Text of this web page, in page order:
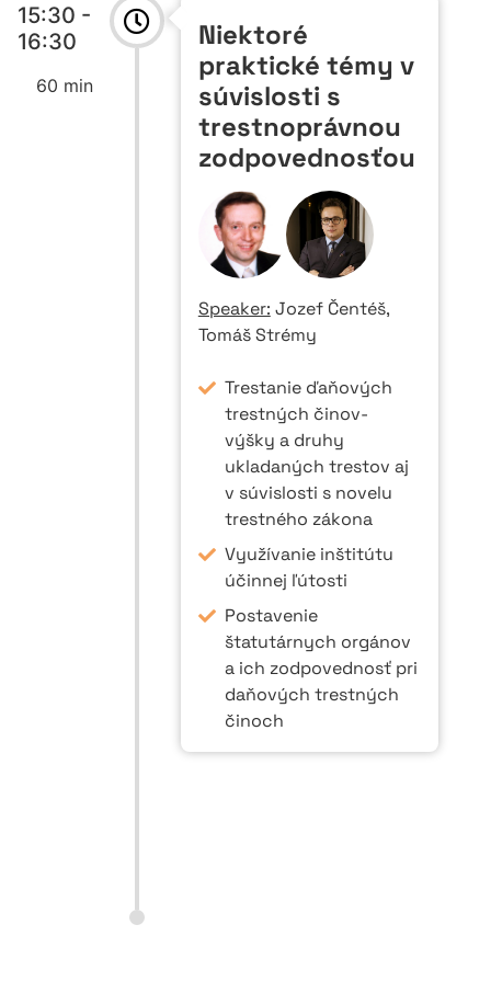
15:30 -
16:30
60 min
Niektoré
praktické témy v
súvislosti s
trestnoprávnou
zodpovednosťou
Speaker: Jozef Čentéš,
Tomáš Strémy
Trestanie ďaňových
trestných činov-
výšky a druhy
ukladaných trestov aj
v súvislosti s novelu
trestného zákona
Využívanie inštitútu
účinnej ľútosti
Postavenie
štatutárnych orgánov
a ich zodpovednosť pri
daňových trestných
činoch